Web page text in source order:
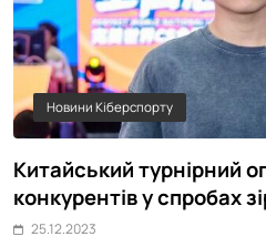
Новини Кіберспорту
Китайський турнірний
конкурентів у спробах
25.12.2023